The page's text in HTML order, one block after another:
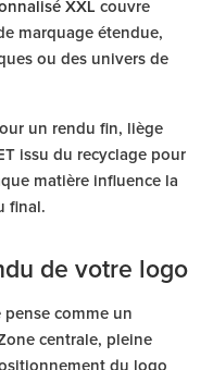
XXL couvre
marquage étendue,
ou des univers de
un rendu fin, liège
issu du recyclage pour
matière influence la
final.
de votre logo
pense comme un
centrale, pleine
du logo